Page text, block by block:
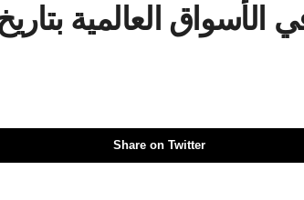
العالمية
Share on Twitter